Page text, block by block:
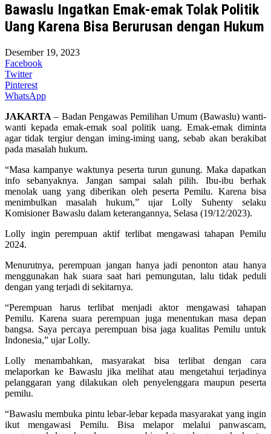
Bawaslu Ingatkan Emak-emak Tolak Politik
Uang Karena Bisa Berurusan dengan Hukum
Desember 19, 2023
Facebook
Twitter
Pinterest
WhatsApp
JAKARTA – Badan Pengawas Pemilihan Umum (Bawaslu) wanti-
wanti kepada emak-emak soal politik uang. Emak-emak diminta
agar tidak tergiur dengan iming-iming uang, sebab akan berakibat
pada masalah hukum.
“Masa kampanye waktunya peserta turun gunung. Maka dapatkan
info sebanyaknya. Jangan sampai salah pilih. Ibu-ibu berhak
menolak uang yang diberikan oleh peserta Pemilu. Karena bisa
menimbulkan masalah hukum,” ujar Lolly Suhenty selaku
Komisioner Bawaslu dalam keterangannya, Selasa (19/12/2023).
Lolly ingin perempuan aktif terlibat mengawasi tahapan Pemilu
2024.
Menurutnya, perempuan jangan hanya jadi penonton atau hanya
menggunakan hak suara saat hari pemungutan, lalu tidak peduli
dengan yang terjadi di sekitarnya.
“Perempuan harus terlibat menjadi aktor mengawasi tahapan
Pemilu. Karena suara perempuan juga menentukan masa depan
bangsa. Saya percaya perempuan bisa jaga kualitas Pemilu untuk
Indonesia,” ujar Lolly.
Lolly menambahkan, masyarakat bisa terlibat dengan cara
melaporkan ke Bawaslu jika melihat atau mengetahui terjadinya
pelanggaran yang dilakukan oleh penyelenggara maupun peserta
pemilu.
“Bawaslu membuka pintu lebar-lebar kepada masyarakat yang ingin
ikut mengawasi Pemilu. Bisa melapor melalui panwascam,